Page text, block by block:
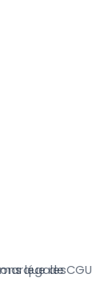
de
légalesCGU